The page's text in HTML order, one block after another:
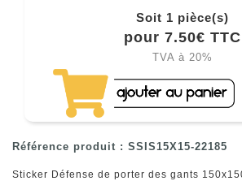
Soit 1 pièce(s)
pour 7.50€ TTC
TVA à 20%
Référence produit : SSIS15X15-22185
Sticker Défense de porter des gants